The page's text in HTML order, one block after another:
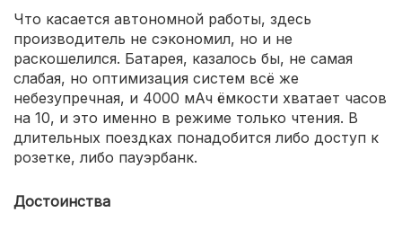
Что касается автономной работы, здесь
производитель не сэкономил, но и не
раскошелился. Батарея, казалось бы, не самая
слабая, но оптимизация систем всё же
небезупречная, и 4000 мАч ёмкости хватает часов
на 10, и это именно в режиме только чтения. В
длительных поездках понадобится либо доступ к
розетке, либо пауэрбанк.
Достоинства